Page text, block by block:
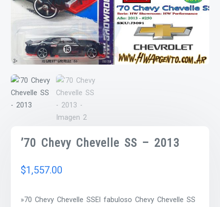
’70 Chevy Chevelle SS – 2013
$1,557.00
»70 Chevy Chevelle SSEl fabuloso Chevy Chevelle SS